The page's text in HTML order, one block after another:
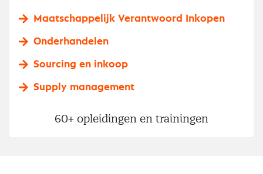
Maatschappelijk Verantwoord Inkopen
Onderhandelen
Sourcing en inkoop
Supply management
60+ opleidingen en trainingen